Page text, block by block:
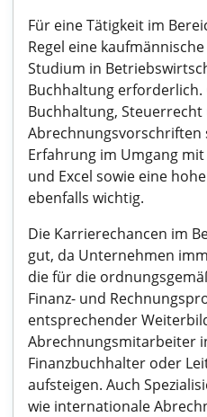
Für eine Tätigkeit im
Regel eine
Studium in
Buchhaltung erforderlich.
Buchhaltung,
Abrechnungsvorschriften
Erfahrung im Umgang
und Excel sowie eine
ebenfalls wichtig.
Die Karrierechancen im
gut, da Unternehmen
die für die
Finanz- und
entsprechender
Abrechnungsmitarbeiter
Finanzbuchhalter oder
aufsteigen. Auch
wie internationale